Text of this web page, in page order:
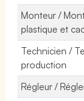
Monteur /
plastique et
Technicien /
production
Régleur /